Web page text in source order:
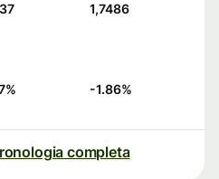
1,7486
% -1.86%
completa